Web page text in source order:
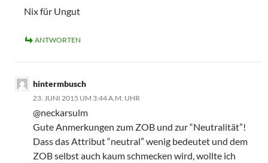
Nix für Ungut
ANTWORTEN
hintermbusch
23. JUNI 2015 UM 3:44 A.M. UHR
@neckarsulm
Gute Anmerkungen zum ZOB und zur “Neutralität”!
Dass das Attribut “neutral” wenig bedeutet und dem
ZOB selbst auch kaum schmecken wird, wollte ich